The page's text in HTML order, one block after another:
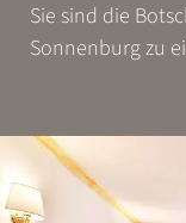
Sie sind die
Sonnenburg zu